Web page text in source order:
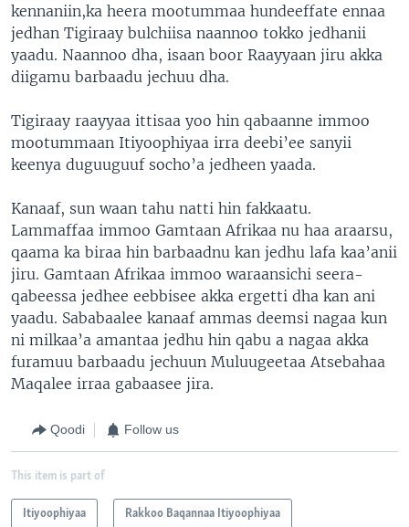
kennaniin,ka heera mootummaa hundeeffate ennaa
jedhan Tigiraay bulchiisa naannoo tokko jedhanii
yaadu. Naannoo dha, isaan boor Raayyaan jiru akka
diigamu barbaadu jechuu dha.
Tigiraay raayyaa ittisaa yoo hin qabaanne immoo
mootummaan Itiyoophiyaa irra deebi’ee sanyii
keenya duguuguuf socho’a jedheen yaada.
Kanaaf, sun waan tahu natti hin fakkaatu.
Lammaffaa immoo Gamtaan Afrikaa nu haa araarsu,
qaama ka biraa hin barbaadnu kan jedhu lafa kaa’anii
jiru. Gamtaan Afrikaa immoo waraansichi seera-
qabeessa jedhee eebbisee akka ergetti dha kan ani
yaadu. Sababaalee kanaaf ammas deemsi nagaa kun
ni milkaa’a amantaa jedhu hin qabu a nagaa akka
furamuu barbaadu jechuun Muluugeetaa Atsebahaa
Maqalee irraa gabaasee jira.
Qoodi Follow us
This item is part of
Itiyoophiyaa Rakkoo Baqannaa Itiyoophiyaa